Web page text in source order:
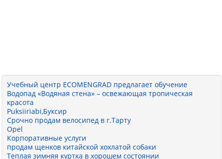
Учебный центр ECOMENGRAD предлагает обучение
Водопад «Водяная стена» – освежающая тропическая
красота
Puksiiriabi,Буксир
Срочно продам велосипед в г.Тарту
Opel
Корпоративные услуги
продам щенков китайской хохлатой собаки
Теплая зимняя куртка в хорошем состоянии